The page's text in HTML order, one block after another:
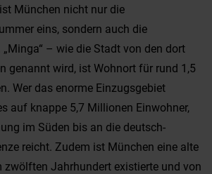
München nicht nur die
eins, sondern auch die
– wie die Stadt von den dort
genannt wird, ist Wohnort für rund 1,5
Wer das enorme Einzugsgebiet
auf knappe 5,7 Millionen Einwohner,
im Süden bis an die deutsch-
reicht. Zudem ist München eine alte
zwölften Jahrhundert existierte und von